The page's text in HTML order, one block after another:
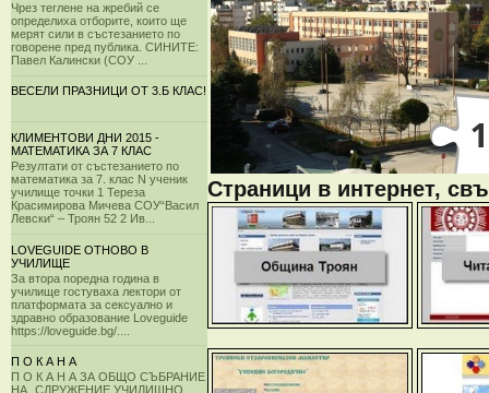
Чрез теглене на жребий се
определиха отборите, които ще
мерят сили в състезанието по
говорене пред публика. СИНИТЕ:
Павел Калински (СОУ ...
ВЕСЕЛИ ПРАЗНИЦИ ОТ 3.Б КЛАС!
КЛИМЕНТОВИ ДНИ 2015 -
МАТЕМАТИКА ЗА 7 КЛАС
Резултати от състезанието по
математика за 7. клас N ученик
училище точки 1 Тереза
Красимирова Мичева СОУ“Васил
Левски“ – Троян 52 2 Ив...
LOVEGUIDE ОТНОВО В
УЧИЛИЩЕ
За втора поредна година в
училище гостуваха лектори от
платформата за сексуално и
здравно образование Loveguide
https://loveguide.bg/....
П О К А Н А
П О К А Н А ЗА ОБЩО СЪБРАНИЕ
НА „СДРУЖЕНИЕ УЧИЛИЩНО
Страници в интернет,